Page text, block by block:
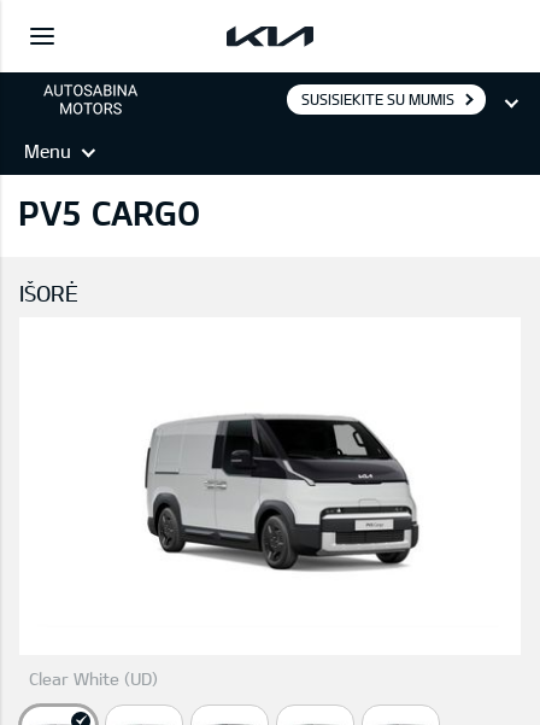
SUSISIEKITE SU MUMIS
Menu
PV5 CARGO
IŠORĖ
Clear White (UD)